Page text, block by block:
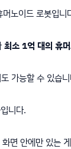
노이드 로봇입니
최소 1억 대의 휴
가능할 수 있습
니다.
면 안에만 있는